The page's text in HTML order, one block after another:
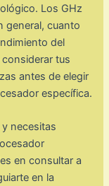
Los GHz
general, cuanto
del
tus
antes de elegir
específica.
necesitas
en consultar a
en la